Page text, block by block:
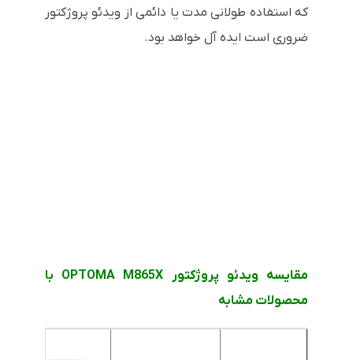
که استفاده طولانی مدت یا دائمی از ویدئو پروژکتور
ضروری است ایده آل خواهد بود.
مقایسه ویدئو پروژکتور OPTOMA M865X با
محصولات مشابه